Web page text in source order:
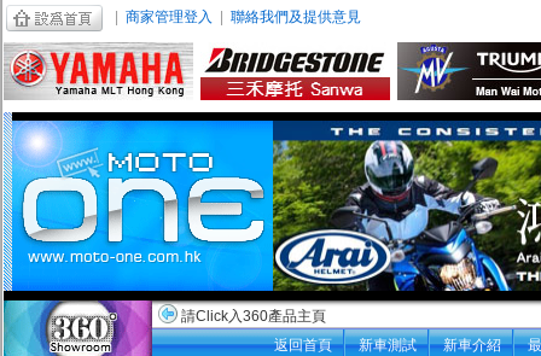
商家管理登入 聯絡我們及提供意見
請Click入360產品主頁
返回首頁
新車測試 新車介紹